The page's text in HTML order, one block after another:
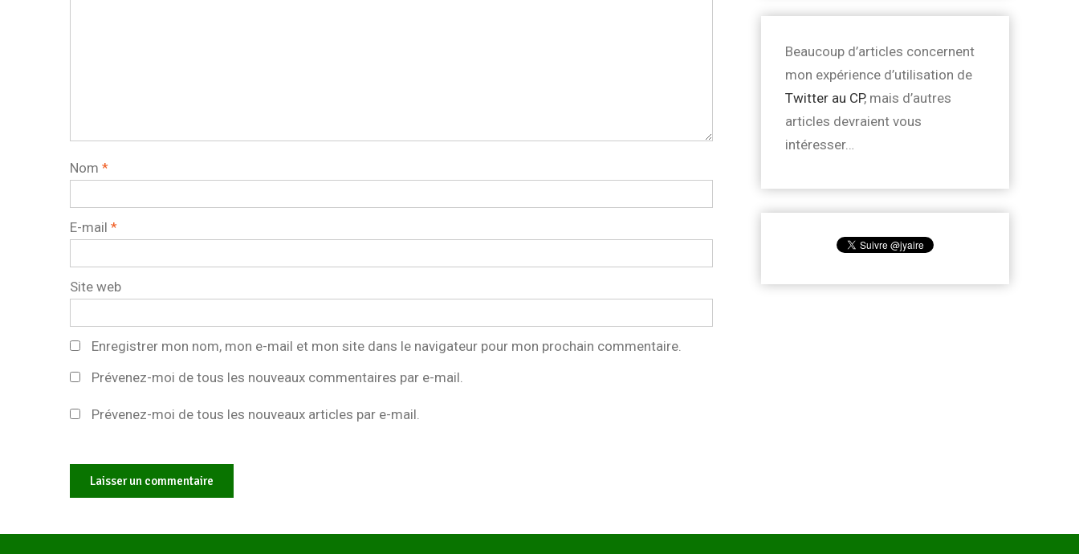
Nom *
E-mail *
Site web
Enregistrer mon nom, mon e-mail et mon site dans le navigateur pour mon prochain commentaire.
Prévenez-moi de tous les nouveaux commentaires par e-mail.
Prévenez-moi de tous les nouveaux articles par e-mail.
Beaucoup d’articles concernent
mon expérience d’utilisation de
Twitter au CP, mais d’autres
articles devraient vous
intéresser…